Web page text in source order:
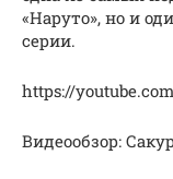
«Наруто», но и
серии.
https://
Видеообзор: